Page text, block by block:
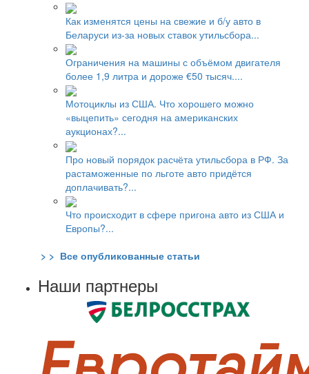
Как изменятся цены на свежие и б/у авто в
Беларуси из-за новых ставок утильсбора...
Ограничения на машины с объёмом двигателя
более 1,9 литра и дороже €50 тысяч....
Мотоциклы из США. Что хорошего можно
«выцепить» сегодня на американских
аукционах?...
Про новый порядок расчёта утильсбора в РФ. За
растаможенные по льготе авто придётся
доплачивать?...
Что происходит в сфере пригона авто из США и
Европы?...
> > Все опубликованные статьи
Наши партнеры